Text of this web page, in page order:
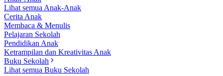
Lihat semua Anak-Anak
Cerita Anak
Membaca & Menulis
Pelajaran Sekolah
Pendidikan Anak
Ketrampilan dan Kreativitas Anak
Buku Sekolah
Lihat semua Buku Sekolah